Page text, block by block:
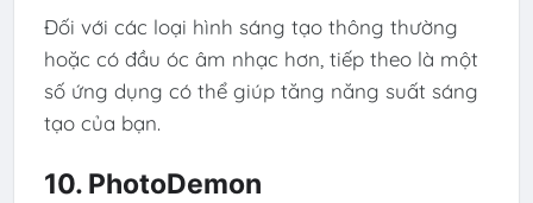
Đối với các loại hình sáng tạo thông thường
hoặc có đầu óc âm nhạc hơn, tiếp theo là một
số ứng dụng có thể giúp tăng năng suất sáng
tạo của bạn.
10. PhotoDemon